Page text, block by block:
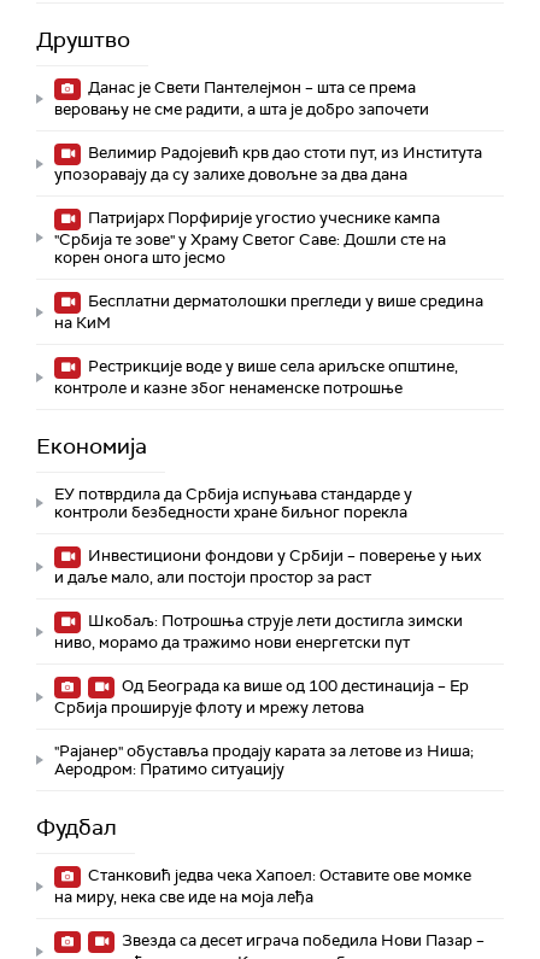
Друштво
Данас је Свети Пантелејмон – шта се према
веровању не сме радити, а шта је добро започети
Велимир Радојевић крв дао стоти пут, из Института
упозоравају да су залихе довољне за два дана
Патријарх Порфирије угостио учеснике кампа
"Србија те зове" у Храму Светог Саве: Дошли сте на
корен онога што јесмо
Бесплатни дерматолошки прегледи у више средина
на КиМ
Рестрикције воде у више села ариљске општине,
контроле и казне због ненаменске потрошње
Економија
ЕУ потврдила да Србија испуњава стандарде у
контроли безбедности хране биљног порекла
Инвестициони фондови у Србији – поверење у њих
и даље мало, али постоји простор за раст
Шкобаљ: Потрошња струје лети достигла зимски
ниво, морамо да тражимо нови енергетски пут
Од Београда ка више од 100 дестинација – Ер
Србија проширује флоту и мрежу летова
"Рајанер" обуставља продају карата за летове из Ниша;
Аеродром: Пратимо ситуацију
Фудбал
Станковић једва чека Хапоел: Оставите ове момке
на миру, нека све иде на моја леђа
Звезда са десет играча победила Нови Пазар –